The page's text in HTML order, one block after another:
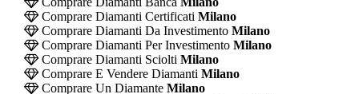
Comprare Diamanti Certificati Milano
Comprare Diamanti Da InvestimentoMilano
Comprare Diamanti Per InvestimentoMilano
Comprare Diamanti Sciolti Milano
Comprare E Vendere Diamanti Milano
Comprare Un DiamanteMilano